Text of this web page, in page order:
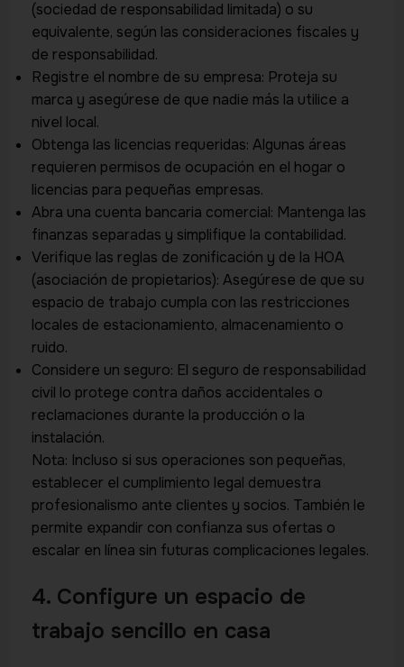
(sociedad de responsabilidad limitada) o su
equivalente, según las consideraciones fiscales y
de responsabilidad.
Registre el nombre de su empresa: Proteja su
marca y asegúrese de que nadie más la utilice a
nivel local.
Obtenga las licencias requeridas: Algunas áreas
requieren permisos de ocupación en el hogar o
licencias para pequeñas empresas.
Abra una cuenta bancaria comercial: Mantenga las
finanzas separadas y simplifique la contabilidad.
Verifique las reglas de zonificación y de la HOA
(asociación de propietarios): Asegúrese de que su
espacio de trabajo cumpla con las restricciones
locales de estacionamiento, almacenamiento o
ruido.
Considere un seguro: El seguro de responsabilidad
civil lo protege contra daños accidentales o
reclamaciones durante la producción o la
instalación.
Nota: Incluso si sus operaciones son pequeñas,
establecer el cumplimiento legal demuestra
profesionalismo ante clientes y socios. También le
permite expandir con confianza sus ofertas o
escalar en línea sin futuras complicaciones legales.
4. Configure un espacio de
trabajo sencillo en casa